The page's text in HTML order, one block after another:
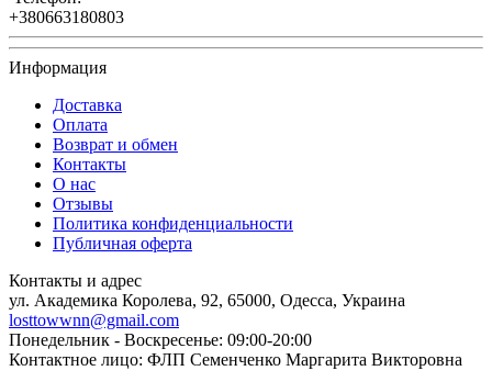
+380663180803
Информация
Доставка
Оплата
Возврат и обмен
Контакты
О нас
Отзывы
Политика конфиденциальности
Публичная оферта
Контакты и адрес
ул. Академика Королева, 92, 65000, Одесса, Украина
losttowwnn@gmail.com
Понедельник - Воскресенье: 09:00-20:00
Контактное лицо: ФЛП Семенченко Маргарита Викторовна